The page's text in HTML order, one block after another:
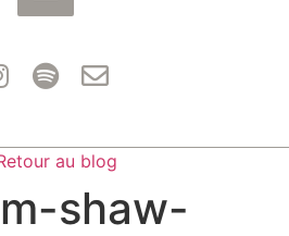
au blog
shaw-